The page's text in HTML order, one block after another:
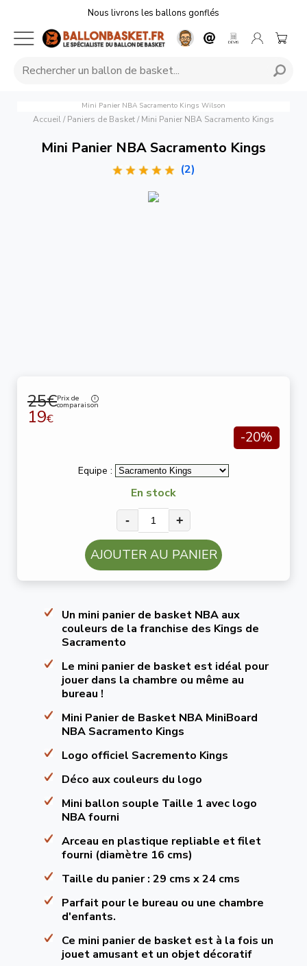
Nous livrons les ballons gonflés
Mini Panier NBA Sacramento Kings Wilson
Accueil/ Paniers de Basket/ Mini Panier NBA Sacramento Kings
Mini Panier NBA Sacramento Kings
(2)
25€Prix de
comparaison
19€
-20%
Equipe :
En stock
- +
AJOUTER AU PANIER
Un mini panier de basket NBA aux
couleurs de la franchise des Kings de
Sacramento
Le mini panier de basket est idéal pour
jouer dans la chambre ou même au
bureau !
Mini Panier de Basket NBA MiniBoard
NBA Sacramento Kings
Logo officiel Sacremento Kings
Déco aux couleurs du logo
Mini ballon souple Taille 1 avec logo
NBA fourni
Arceau en plastique repliable et filet
fourni (diamètre 16 cms)
Taille du panier : 29 cms x 24 cms
Parfait pour le bureau ou une chambre
d'enfants.
Ce mini panier de basket est à la fois un
jouet amusant et un objet décoratif